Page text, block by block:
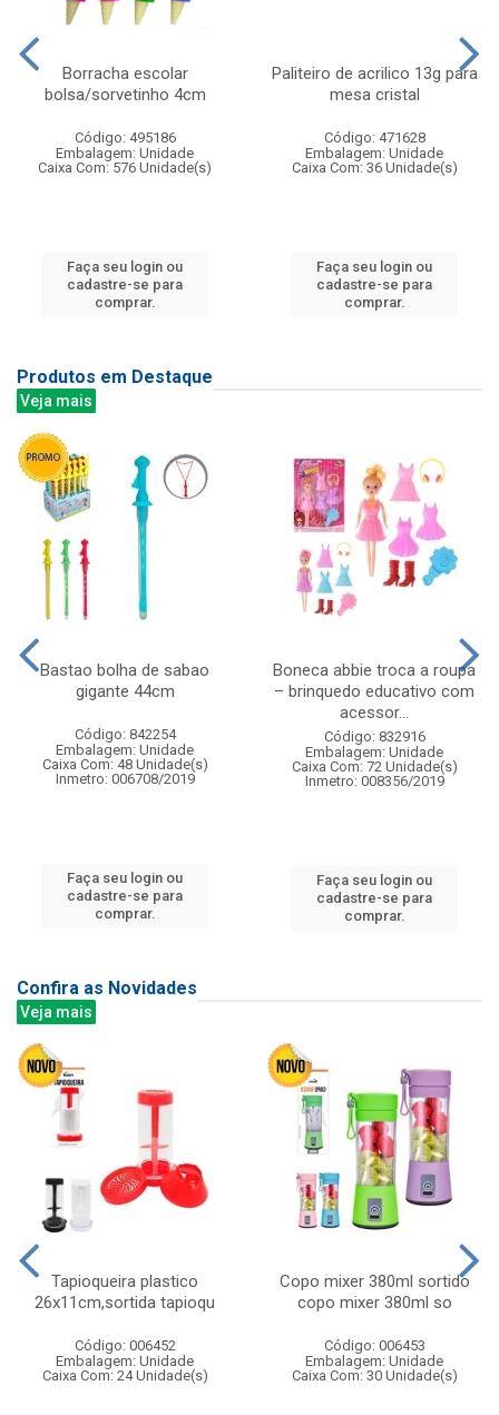
Borracha escolar
bolsa/sorvetinho 4cm
Código: 495186
Embalagem: Unidade
Caixa Com: 576 Unidade(s)
Faça seu login ou
cadastre-se para
comprar.
Paliteiro de acrilico 13g para
mesa cristal
Código: 471628
Embalagem: Unidade
Caixa Com: 36 Unidade(s)
Faça seu login ou
cadastre-se para
comprar.
Produtos em Destaque
Veja mais
Bastao bolha de sabao
gigante 44cm
Código: 842254
Embalagem: Unidade
Caixa Com: 48 Unidade(s)
Inmetro: 006708/2019
Faça seu login ou
cadastre-se para
comprar.
Boneca abbie troca a roupa
– brinquedo educativo com
acessor...
Código: 832916
Embalagem: Unidade
Caixa Com: 72 Unidade(s)
Inmetro: 008356/2019
Faça seu login ou
cadastre-se para
comprar.
Confira as Novidades
Veja mais
Tapioqueira plastico
26x11cm,sortida tapioqu
Código: 006452
Embalagem: Unidade
Caixa Com: 24 Unidade(s)
Copo mixer 380ml sortido
copo mixer 380ml so
Código: 006453
Embalagem: Unidade
Caixa Com: 30 Unidade(s)